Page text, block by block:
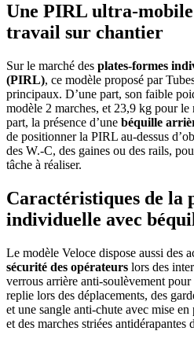
Une PIRL ultra-
travail sur chantier
Sur le marché des plates-formes
(PIRL), ce modèle proposé par
principaux. D’une part, son faible
modèle 2 marches, et 23,9 kg pour le
part, la présence d’une béquille
de positionner la PIRL au-dessus
des W.-C, des gaines ou des rails,
tâche à réaliser.
Caractéristiques de la
individuelle avec
Le modèle Veloce dispose aussi des
sécurité des opérateurs lors des
verrous arrière anti-soulèvement
replie lors des déplacements, des
et une sangle anti-chute avec mise
et des marches striées antidérapantes